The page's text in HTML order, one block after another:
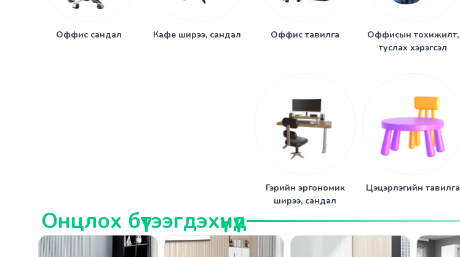
Оффис сандал Кафе ширээ, сандал Оффис тавилга
Оффисын тохижилт,
туслах хэрэгсэл
Гэрийн эргономик
ширээ, сандал
Цэцэрлэгийн тавилга
Онцлох бүтээгдэхүүнүүд